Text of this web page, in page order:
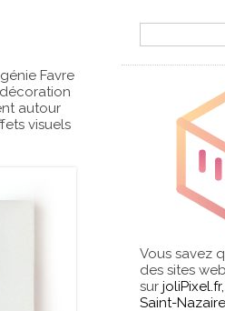
Favre
autour
visuels
Vous savez
des sites
sur
Saint-